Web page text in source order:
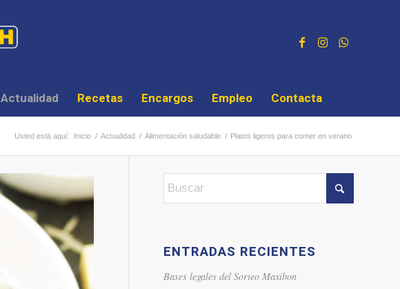
Actualidad Recetas Encargos Empleo Contacta
Usted está aquí: Inicio / Actualidad / Alimentación saludable / Platos ligeros para comer en verano
ENTRADAS RECIENTES
Bases legales del Sorteo Maxibon